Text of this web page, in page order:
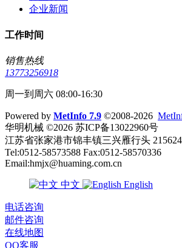
企业新闻
工作时间
销售热线
13773256918
周一到周六 08:00-16:30
Powered by MetInfo 7.9 ©2008-2026
华明机械 ©2026 苏ICP备13022960号
江苏省张家港市锦丰镇三兴雁行头 215624
Tel:0512-58573588 Fax:0512-58570336
Email:hmjx@huaming.com.cn
中文 English
电话咨询
邮件咨询
在线地图
QQ客服